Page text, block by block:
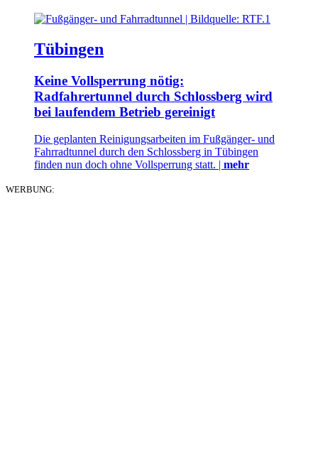
Tübingen
Keine Vollsperrung nötig:
Radfahrertunnel durch Schlossberg wird
bei laufendem Betrieb gereinigt
Die geplanten Reinigungsarbeiten im Fußgänger- und
Fahrradtunnel durch den Schlossberg in Tübingen
finden nun doch ohne Vollsperrung statt. | mehr
WERBUNG: